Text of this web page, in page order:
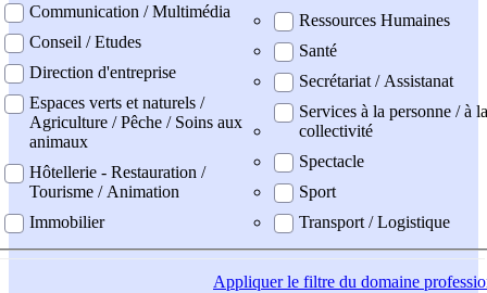
Communication / Multimédia
Conseil / Etudes
Direction d'entreprise
Espaces verts et naturels /
Agriculture / Pêche / Soins aux
animaux
Hôtellerie - Restauration /
Tourisme / Animation
Immobilier
Ressources Humaines
Santé
Secrétariat / Assistanat
Services à la personne / à la
collectivité
Spectacle
Sport
Transport / Logistique
Appliquerle filtre du domaine